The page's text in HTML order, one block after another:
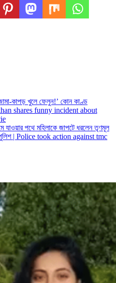
কাপড় খুলে ফেলুন!’ কোন কাণ্ড
shares funny incident about
পথে মহিলাকে জাপটে ধরলেন তৃণমূল
| Police took action against tmc